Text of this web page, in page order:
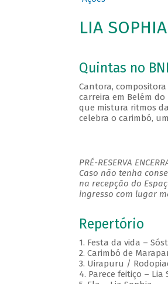
LIA
Quintas no
Cantora,
carreira em Belém
que mistura ritmos
celebra o carimbó,
PRÉ-RESERVA
Caso não tenha
na recepção do
ingresso com lugar
Repertório
1. Festa da vida –
2. Carimbó de
3. Uirapuru /
4. Parece feitiço – Lia